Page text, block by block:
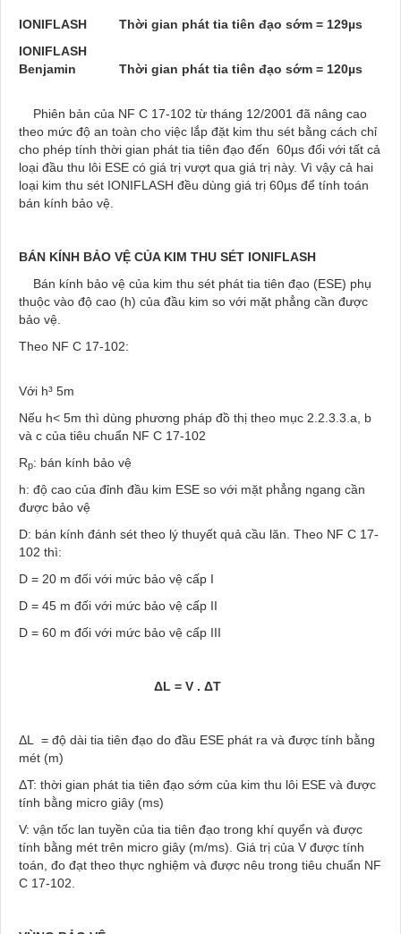
IONIFLASH
Thời gian phát tia tiên đạo sớm = 129µs
IONIFLASH
Benjamin Thời gian phát tia tiên đạo sớm = 120µs
Phiên bản của NF C 17-102 từ tháng 12/2001 đã nâng cao
theo mức độ an toàn cho việc lắp đặt kim thu sét bằng cách chỉ
cho phép tính thời gian phát tia tiên đạo đến 60µs đối với tất cả
loại đầu thu lôi ESE có giá trị vượt qua giá trị này. Vì vậy cả hai
loại kim thu sét IONIFLASH đều dùng giá trị 60µs để tính toán
bán kính bảo vệ.
BÁN KÍNH BẢO VỆ CỦA KIM THU SÉT IONIFLASH
Bán kính bảo vệ của kim thu sét phát tia tiên đạo (ESE) phụ
thuộc vào độ cao (h) của đầu kim so với mặt phẳng cần được
bảo vệ.
Theo NF C 17-102:
Với h³ 5m
Nếu h< 5m thì dùng phương pháp đồ thị theo mục 2.2.3.3.a, b
và c của tiêu chuẩn NF C 17-102
R­p­: bán kính bảo vệ
h: độ cao của đỉnh đầu kim ESE so với mặt phẳng ngang cần
được bảo vệ
D: bán kính đánh sét theo lý thuyết quả cầu lăn. Theo NF C 17-
102 thì:
D = 20 m đối với mức bảo vệ cấp I
D = 45 m đối với mức bảo vệ cấp II
D = 60 m đối với mức bảo vệ cấp III
ΔL = V . ΔT
ΔL = độ dài tia tiên đạo do đầu ESE phát ra và được tính bằng
mét (m)
ΔT: thời gian phát tia tiên đạo sớm của kim thu lôi ESE và được
tính bằng micro giây (ms)
V: vận tốc lan tuyền của tia tiên đạo trong khí quyển và được
tính bằng mét trên micro giây (m/ms). Giá trị của V được tính
toán, đo đạt theo thực nghiệm và được nêu trong tiêu chuẩn NF
C 17-102.